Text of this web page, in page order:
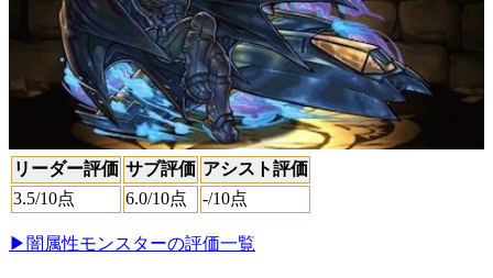
リーダー評価 サブ評価 アシスト評価
3.5/10点 6.0/10点 -/10点
▶闇属性モンスターの評価一覧